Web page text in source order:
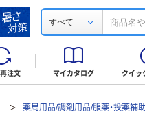
すべて
再注文 マイカタログ クイッ
薬局用品/調剤用品/服薬・投薬補